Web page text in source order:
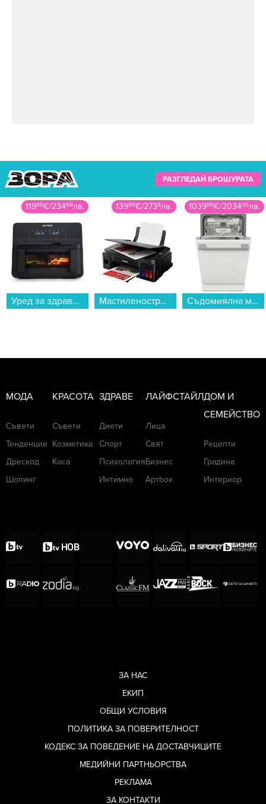
РАЗГЛЕДАЙ БРОШУРАТА
11999€/23469лв.
Уред за здравословно готвене Gorenje AF2700BP...
13999€/2738лв.
Мастиленоструен принтер Canon PIXMA G3410 AIO BLACK , Мастиленоструен...
103999€/203405лв.
Съдомиялна машина за вграждане MIELE G 5590 SCVi SL Active , 9 комплекта, E...
МОДА
Съвети
Тенденции
Дрескод
Шопинг
КРАСОТА
Съвети
Козметика
Коса
ЗДРАВЕ
Диети
Спорт
Психология
Интимно
ЛАЙФСТАЙЛ
Лица
Свят
Бизнес
Артbox
ДОМ И
СЕМЕЙСТВО
Рецепти
Градина
Интериор
ЗА НАС
ЕКИП
ОБЩИ УСЛОВИЯ
ПОЛИТИКА ЗА ПОВЕРИТЕЛНОСТ
КОДЕКС ЗА ПОВЕДЕНИЕ НА ДОСТАВЧИЦИТЕ
МЕДИЙНИ ПАРТНЬОРСТВА
РЕКЛАМА
ЗА КОНТАКТИ